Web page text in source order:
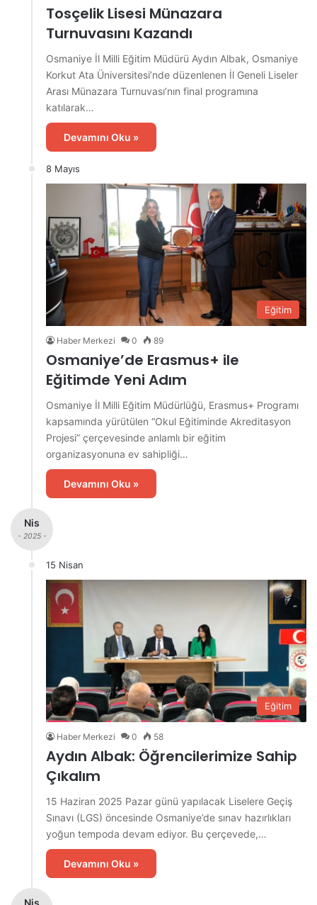
Tosçelik Lisesi Münazara
Turnuvasını Kazandı
Osmaniye İl Milli Eğitim Müdürü Aydın Albak, Osmaniye
Korkut Ata Üniversitesi’nde düzenlenen İl Geneli Liseler
Arası Münazara Turnuvası’nın final programına
katılarak…
Devamını Oku »
8 Mayıs
Eğitim
Haber Merkezi 0 89
Osmaniye’de Erasmus+ ile
Eğitimde Yeni Adım
Osmaniye İl Milli Eğitim Müdürlüğü, Erasmus+ Programı
kapsamında yürütülen “Okul Eğitiminde Akreditasyon
Projesi” çerçevesinde anlamlı bir eğitim
organizasyonuna ev sahipliği…
Devamını Oku »
Nis
- 2025 -
15 Nisan
Eğitim
Haber Merkezi 0 58
Aydın Albak: Öğrencilerimize Sahip
Çıkalım
15 Haziran 2025 Pazar günü yapılacak Liselere Geçiş
Sınavı (LGS) öncesinde Osmaniye’de sınav hazırlıkları
yoğun tempoda devam ediyor. Bu çerçevede,…
Devamını Oku »